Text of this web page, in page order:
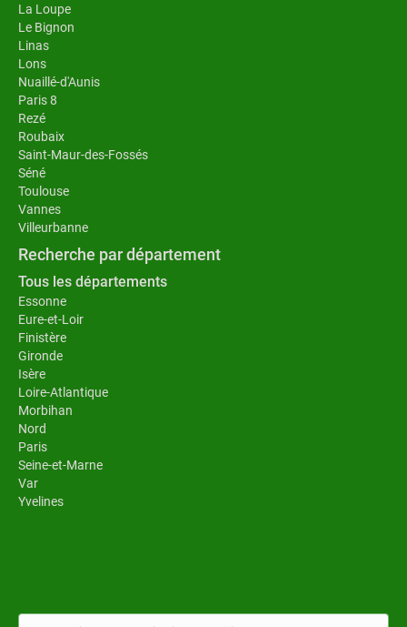
La Loupe
Le Bignon
Linas
Lons
Nuaillé-d'Aunis
Paris 8
Rezé
Roubaix
Saint-Maur-des-Fossés
Séné
Toulouse
Vannes
Villeurbanne
Recherche par département
Tous les départements
Essonne
Eure-et-Loir
Finistère
Gironde
Isère
Loire-Atlantique
Morbihan
Nord
Paris
Seine-et-Marne
Var
Yvelines